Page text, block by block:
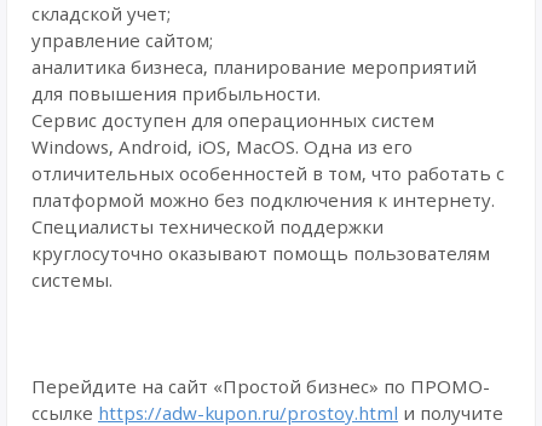
складской учет;
управление сайтом;
аналитика бизнеса, планирование мероприятий
для повышения прибыльности.
Сервис доступен для операционных систем
Windows, Android, iOS, MacOS. Одна из его
отличительных особенностей в том, что работать с
платформой можно без подключения к интернету.
Специалисты технической поддержки
круглосуточно оказывают помощь пользователям
системы.
Перейдите на сайт «Простой бизнес» по ПРОМО-
ссылке https://adw-kupon.ru/prostoy.html и получите